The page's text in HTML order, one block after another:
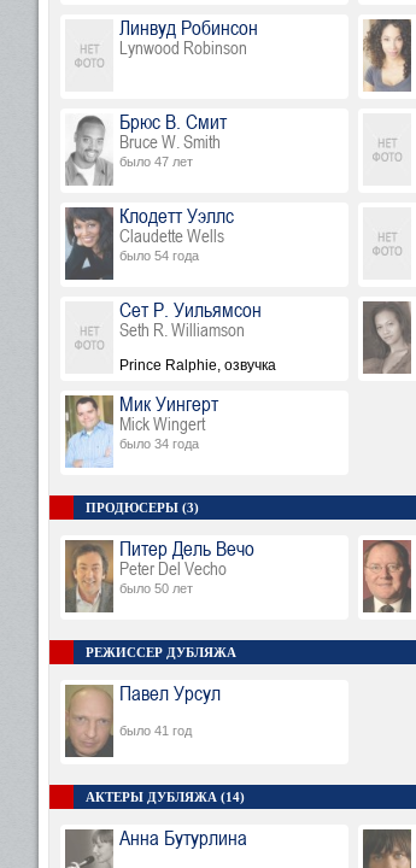
Линвуд Робинсон
Lynwood Robinson
Брюс В. Смит
Bruce W. Smith
было 47 лет
Клодетт Уэллс
Claudette Wells
было 54 года
Сет Р. Уильямсон
Seth R. Williamson
Prince Ralphie, озвучка
Мик Уингерт
Mick Wingert
было 34 года
ПРОДЮСЕРЫ (3)
Питер Дель Вечо
Peter Del Vecho
было 50 лет
РЕЖИССЕР ДУБЛЯЖА
Павел Урсул
было 41 год
АКТЕРЫ ДУБЛЯЖА (14)
Анна Бутурлина